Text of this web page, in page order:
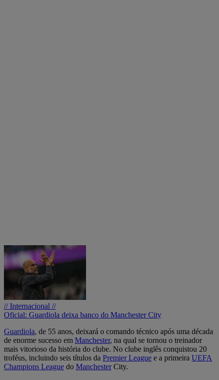
// Internacional //
Oficial: Guardiola deixa banco do Manchester City
Guardiola, de 55 anos, deixará o comando técnico após uma década
de enorme sucesso em Manchester, na qual se tornou o treinador
mais vitorioso da história do clube. No clube inglês conquistou 20
troféus, incluindo seis títulos da Premier League e a primeira UEFA
Champions League do ManchesterCity.